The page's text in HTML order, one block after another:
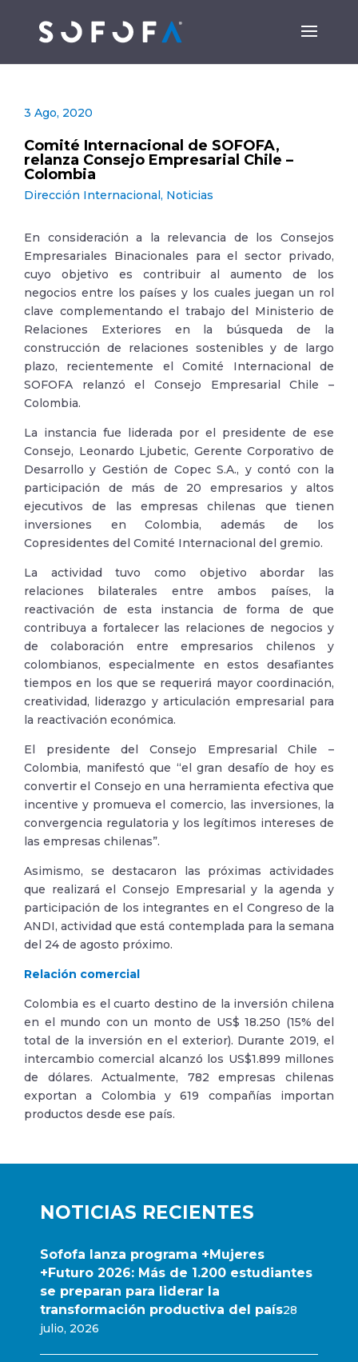
NOTICIAS RECIENTES
Sofofa lanza programa +Mujeres
+Futuro 2026: Más de 1.200 estudiantes
se preparan para liderar la
transformación productiva del país28
julio, 2026
3 Ago, 2020
Comité Internacional de SOFOFA,
relanza Consejo Empresarial Chile –
Colombia
Dirección Internacional, Noticias
En consideración a la relevancia de los Consejos
Empresariales Binacionales para el sector privado,
cuyo objetivo es contribuir al aumento de los
negocios entre los países y los cuales juegan un rol
clave complementando el trabajo del Ministerio de
Relaciones Exteriores en la búsqueda de la
construcción de relaciones sostenibles y de largo
plazo, recientemente el Comité Internacional de
SOFOFA relanzó el Consejo Empresarial Chile –
Colombia.
La instancia fue liderada por el presidente de ese
Consejo, Leonardo Ljubetic, Gerente Corporativo de
Desarrollo y Gestión de Copec S.A., y contó con la
participación de más de 20 empresarios y altos
ejecutivos de las empresas chilenas que tienen
inversiones en Colombia, además de los
Copresidentes del Comité Internacional del gremio.
La actividad tuvo como objetivo abordar las
relaciones bilaterales entre ambos países, la
reactivación de esta instancia de forma de que
contribuya a fortalecer las relaciones de negocios y
de colaboración entre empresarios chilenos y
colombianos, especialmente en estos desafiantes
tiempos en los que se requerirá mayor coordinación,
creatividad, liderazgo y articulación empresarial para
la reactivación económica.
El presidente del Consejo Empresarial Chile –
Colombia, manifestó que “el gran desafío de hoy es
convertir el Consejo en una herramienta efectiva que
incentive y promueva el comercio, las inversiones, la
convergencia regulatoria y los legítimos intereses de
las empresas chilenas”.
Asimismo, se destacaron las próximas actividades
que realizará el Consejo Empresarial y la agenda y
participación de los integrantes en el Congreso de la
ANDI, actividad que está contemplada para la semana
del 24 de agosto próximo.
Relación comercial
Colombia es el cuarto destino de la inversión chilena
en el mundo con un monto de US$ 18.250 (15% del
total de la inversión en el exterior). Durante 2019, el
intercambio comercial alcanzó los US$1.899 millones
de dólares. Actualmente, 782 empresas chilenas
exportan a Colombia y 619 compañías importan
productos desde ese país.